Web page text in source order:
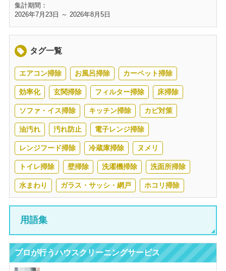
集計期間：
2026年7月23日 ～ 2026年8月5日
タグ一覧
エアコン掃除 お風呂掃除 カーペット掃除
効率化 玄関掃除 フィルター掃除 床掃除
ソファ・イス掃除 キッチン掃除 カビ対策
油汚れ 汚れ防止 電子レンジ掃除
レンジフード掃除 冷蔵庫掃除 ヌメリ
トイレ掃除 壁掃除 洗濯機掃除 洗面所掃除
水まわり ガラス・サッシ・網戸 ホコリ掃除
用語集
プロが行うハウスクリーニングサービス